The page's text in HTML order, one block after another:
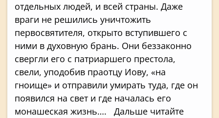
отдельных людей, и всей страны. Даже
враги не решились уничтожить
первосвятителя, открыто вступившего с
ними в духовную брань. Они беззаконно
свергли его с патриаршего престола,
свели, уподобив праотцу Иову, «на
гноище» и отправили умирать туда, где он
появился на свет и где началась его
монашеская жизнь…. Дальше читайте